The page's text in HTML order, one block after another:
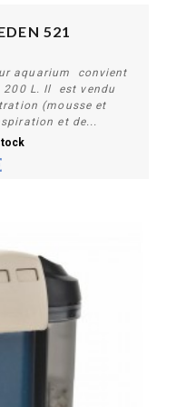
521
aquarium convient
200 L. Il est vendu
(mousse et
et de...